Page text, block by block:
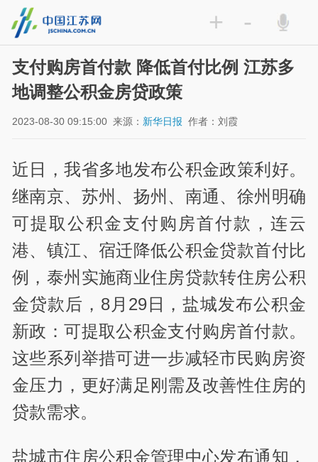
+ -
支付购房首付款 降低首付比例 江苏多
地调整公积金房贷政策
2023-08-30 09:15:00 来源： 新华日报 作者：刘霞
近日，我省多地发布公积金政策利好。
继南京、苏州、扬州、南通、徐州明确
可提取公积金支付购房首付款，连云
港、镇江、宿迁降低公积金贷款首付比
例，泰州实施商业住房贷款转住房公积
金贷款后，8月29日，盐城发布公积金
新政：可提取公积金支付购房首付款。
这些系列举措可进一步减轻市民购房资
金压力，更好满足刚需及改善性住房的
贷款需求。
盐城市住房公积金管理中心发布通知，